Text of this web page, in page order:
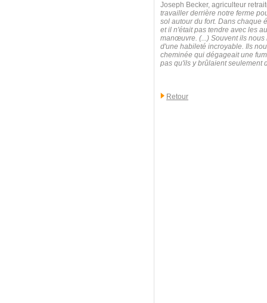
Joseph Becker, agriculteur
travailler derrière notre ferme
sol autour du fort. Dans chaque
et il n'était pas tendre avec les
manœuvre. (...) Souvent ils nous
d'une habileté incroyable. Ils
cheminée qui dégageait une
pas qu'ils y brûlaient seulement
Retour